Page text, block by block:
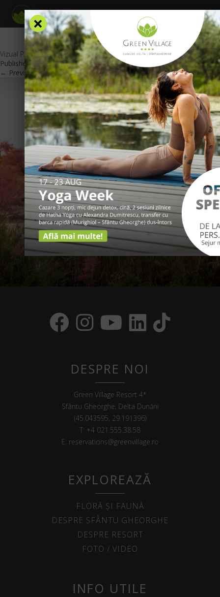
Vizual Pachet Mai.jpg
Published April 21, 2026at600 × 425inOferte Speciale.
← Previous Next →
DESPRE NOI
Green Village Resort 4*
Sfântu Gheorghe, Delta Dunării
(45.043595, 29.191396)
T: +4 021.555.38.58
E: reservations@greenvillage.ro
EXPLOREAZĂ
FLORĂ ȘI FAUNĂ
DESPRE SFÂNTU GHEORGHE
DESPRE RESORT
FOTO / VIDEO
INFO UTILE
×